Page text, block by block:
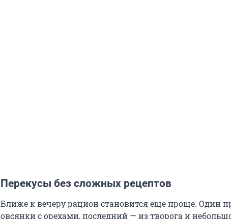
Перекусы без сложных рецептов
Ближе к вечеру рацион становится еще проще. Один
овсянки с орехами, последний — из творога и